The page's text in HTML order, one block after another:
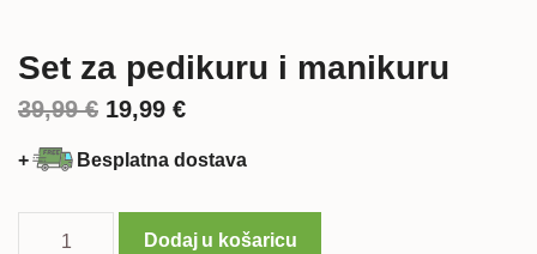
Set za pedikuru i manikuru
39,99€ Izvorna
cijena
19,99 €Trenutna
+ Besplatna dostava
Dodaj u košaricu